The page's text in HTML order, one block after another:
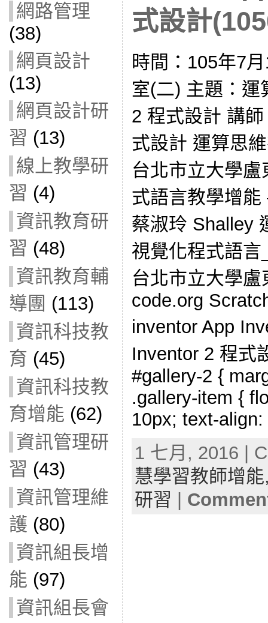
網路管理
(38)
網頁設計
(13)
網頁設計研
習 (13)
線上教學研
習 (4)
資訊教育研
習 (48)
資訊教育輔
導團 (113)
資訊科技教
育 (45)
資訊科技教
育增能 (62)
資訊管理研
習 (43)
資訊管理維
護 (80)
資訊組長增
能 (97)
資訊組長會
式設計
時間：105年7
室(二) 主題：運
2 程式設計 講
式設計 運算思
台北市立大學
式語言教學增
蔡淑玲 Shalley
視覺化程式語言
台北市立大學
code.org
inventor App
Inventor 2 程式
#gallery-2 {
.gallery-item {
10px; text-
1 七月, 2016 |
慧學習教師增
研習